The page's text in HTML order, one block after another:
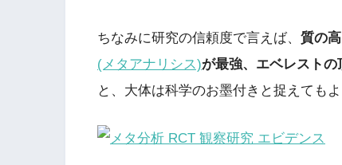
ちなみに研究の信頼度で言えば、 質の
(メタアナリシス)が最強、エベレストの
と、大体は科学のお墨付きと捉えても